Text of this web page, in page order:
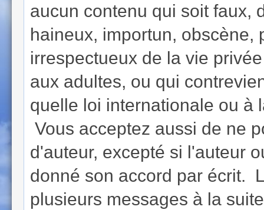
aucun contenu qui soit faux,
haineux, importun, obscène,
irrespectueux de la vie
aux adultes, ou qui
quelle loi internationale ou à
Vous acceptez aussi de ne
d'auteur, excepté si l'auteur
donné son accord par écrit.
plusieurs messages à la